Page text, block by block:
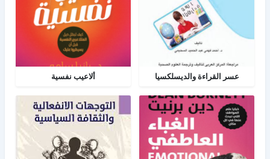
عسر القراءة والديسلكسيا ألاعيب نفسية